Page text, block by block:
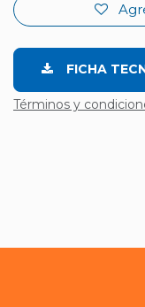
FICHA
Términos y